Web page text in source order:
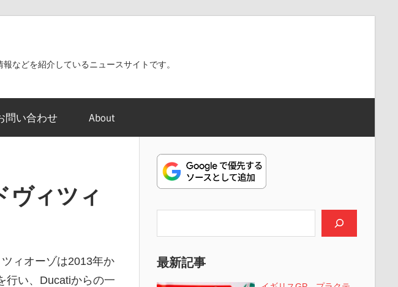
などを紹介しているニュースサイトです。
問い合わせ About
ィツィ
ィオーゾは2013年か
行い、Ducatiからの一
最新記事